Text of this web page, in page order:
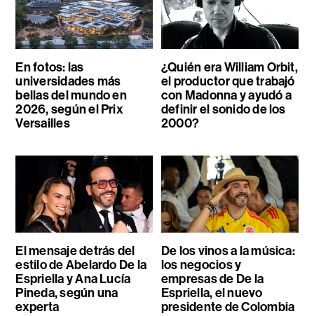
En fotos: las
universidades más
bellas del mundo en
2026, según el Prix
Versailles
¿Quién era William Orbit,
el productor que trabajó
con Madonna y ayudó a
definir el sonido de los
2000?
El mensaje detrás del
estilo de Abelardo De la
Espriella y Ana Lucía
Pineda, según una
experta
De los vinos a la música:
los negocios y
empresas de De la
Espriella, el nuevo
presidente de Colombia